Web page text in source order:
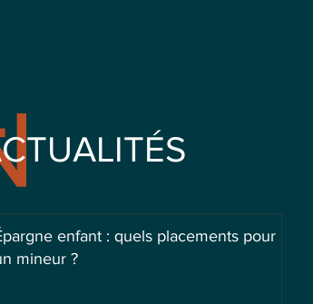
enfant : quels placements pour
mineur ?